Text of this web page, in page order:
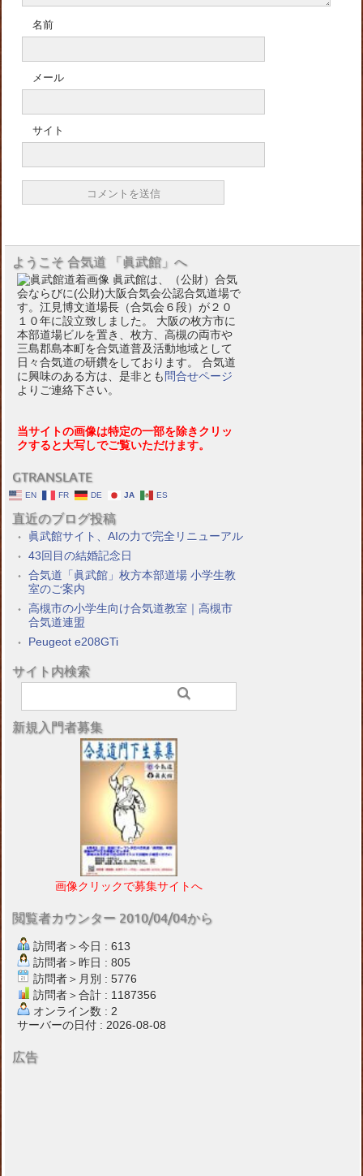
名前
メール
サイト
ようこそ 合気道 「眞武館」へ
眞武館は、（公財）合気
会ならびに(公財)大阪合気会公認合気道場で
す。江見博文道場長（合気会６段）が２０
１０年に設立致しました。 大阪の枚方市に
本部道場ビルを置き、枚方、高槻の両市や
三島郡島本町を合気道普及活動地域として
日々合気道の研鑽をしております。 合気道
に興味のある方は、是非とも 問合せページ
よりご連絡下さい。
当サイトの画像は特定の一部を除きクリッ
クすると大写しでご覧いただけます。
GTRANSLATE
EN FR DE JA ES
直近のブログ投稿
眞武館サイト、AIの力で完全リニューアル
43回目の結婚記念日
合気道「眞武館」枚方本部道場 小学生教
室のご案内
高槻市の小学生向け合気道教室｜高槻市
合気道連盟
Peugeot e208GTi
サイト内検索
新規入門者募集
画像クリックで募集サイトへ
閲覧者カウンター 2010/04/04から
訪問者＞今日 : 613
訪問者＞昨日 : 805
訪問者＞月別 : 5776
訪問者＞合計 : 1187356
オンライン数 : 2
サーバーの日付 : 2026-08-08
広告